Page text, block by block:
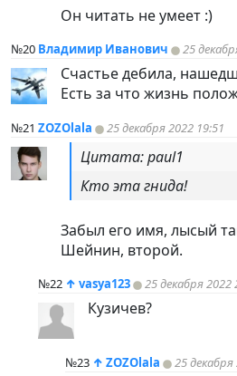
Он читать не умеет :)
№20 Владимир Иванович 25
Счастье дебила,
Есть за что жизнь
№21 ZOZOlala 25 декабря 2022 19:51
Цитата: paul1
Кто эта гнида!
Забыл его имя, лысый
Шейнин, второй.
№22 ↑ vasya123 25 декабря 2022
Кузичев?
№23 ↑ ZOZOlala 25